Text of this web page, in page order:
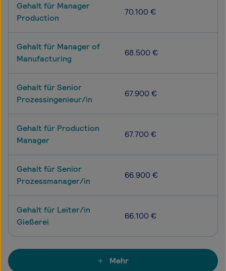
Gehalt für Manager
Production
70.100 €
Gehalt für Manager of
Manufacturing
68.500 €
Gehalt für Senior
Prozessingenieur/in
67.900 €
Gehalt für Production
Manager
67.700 €
Gehalt für Senior
Prozessmanager/in
66.900 €
Gehalt für Leiter/in
Gießerei
66.100 €
Mehr